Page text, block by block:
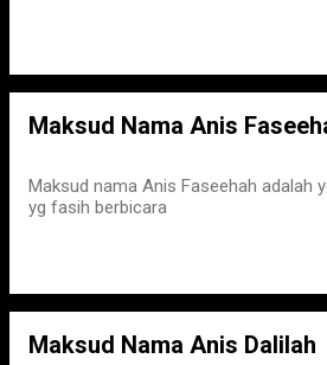
Maksud Nama Anis
Maksud nama Anis Faseehah adalah
yg fasih berbicara
Maksud Nama Anis Dalilah